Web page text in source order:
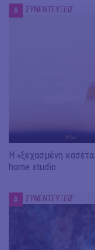
# ΣΥΝΕΝΤΕΥΞΕΙΣ
Η «ξεχασμένη
home studio
# ΣΥΝΕΝΤΕΥΞΕΙΣ